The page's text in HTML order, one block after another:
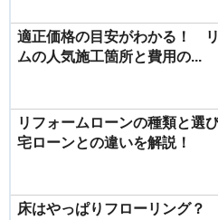
適正価格の目安がわかる！
ムの人気施工箇所と費用の...
リフォームローンの種類と選
宅ローンとの違いを解説！
床はやっぱりフローリング？